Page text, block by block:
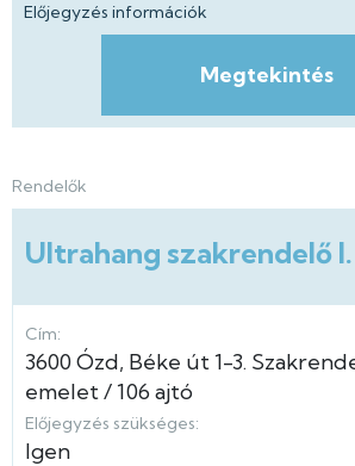
Előjegyzés információk
Megtekintés
Rendelők
Ultrahang szakrendelő I.
Cím:
3600Ózd Béke út 1-3.
emelet
106 ajtó
Előjegyzés szükséges:
Igen